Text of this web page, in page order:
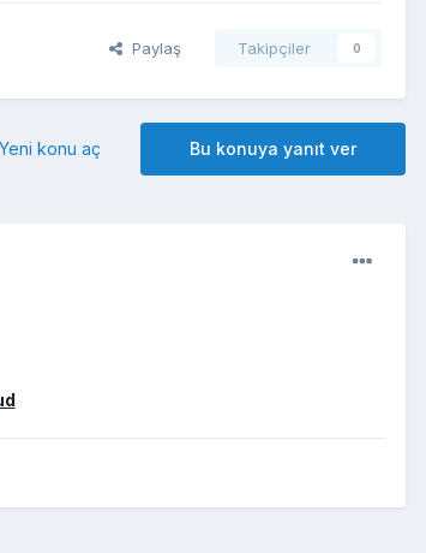
Paylaş Takipçiler 0
Bu konuya yanıt ver
Yeni konu aç